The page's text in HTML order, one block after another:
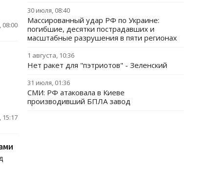
08:00
15:17
30 июля, 08:40
Массированный удар РФ по Украине:
погибшие, десятки пострадавших и
масштабные разрушения в пяти регионах
1 августа, 10:36
Нет ракет для "пэтриотов" - Зеленский
31 июля, 01:36
СМИ: РФ атаковала в Киеве
производивший БПЛА завод